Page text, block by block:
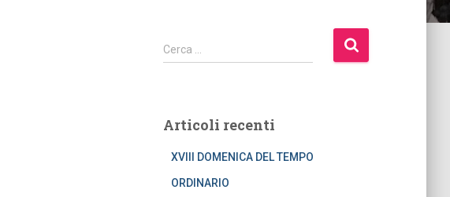
R
i
c
Cerca …
Articoli recenti
XVIII DOMENICA DEL TEMPO
ORDINARIO